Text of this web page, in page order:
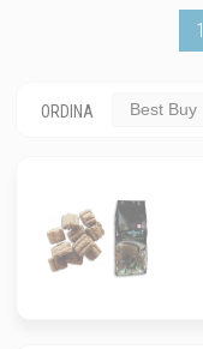
1
ORDINA Best Buy